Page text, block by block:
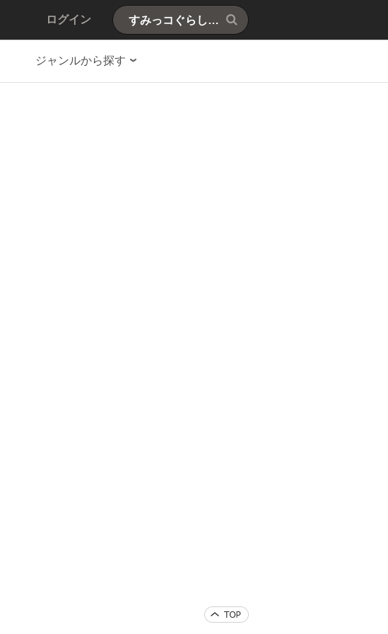
ログイン
ジャンルから探す